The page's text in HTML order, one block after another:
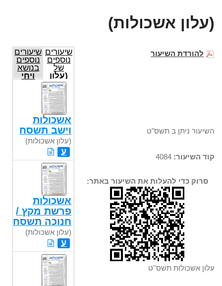
(עלון אשכולות)
להורדת השיעור
השיעור ניתן ב תשס"ט
קוד השיעור:
סרוק כדי להעלות את השיעור באתר:
עלון אשכולות תשס''ט
שיעורים
נוספים
של
(עלון
אשכולות)
שיעורים
נוספים
בנושא
ויחי
אשכולות
וישב תשסח
(עלון אשכולות)
ע
אשכולות
פרשת מקץ /
חנוכה תשסח
(עלון אשכולות)
ע